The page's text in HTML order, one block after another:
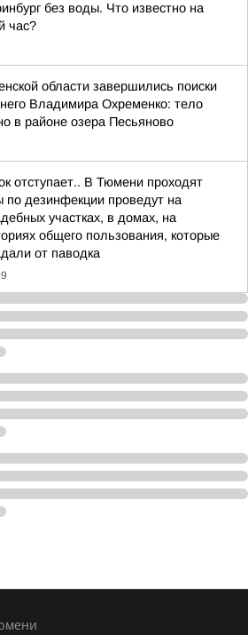
без воды. Что известно на
час?
области завершились поиски
Владимира Охременко: тело
в районе озера Песьяново
отступает.. В Тюмени проходят
по дезинфекции проведут на
участках, в домах, на
общего пользования, которые
от паводка